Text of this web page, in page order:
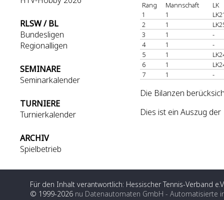
RLSW / BL
Bundesligen
Regionalligen
SEMINARE
Seminarkalender
TURNIERE
Turnierkalender
ARCHIV
Spielbetrieb
Rang Mannschaft
LK
1
1
2
1
3
1
-
4
1
-
5
1
6
1
7
1 -
Die Bilanzen
Dies ist ein Auszug
Für den Inhalt verantwortlich: Hessischer Tennis-Verband
© 1999-2026 nu Datenautomaten GmbH - Automatisierte